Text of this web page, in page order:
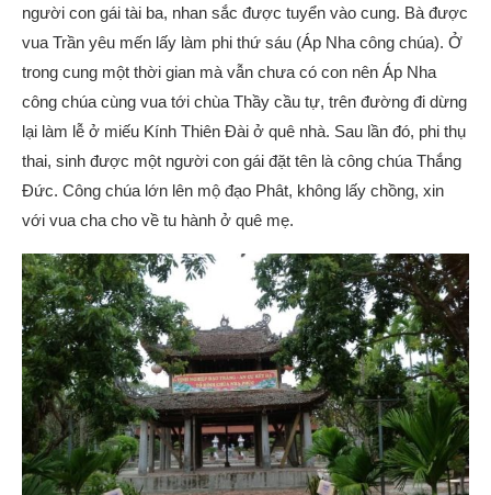
người con gái tài ba, nhan sắc được tuyển vào cung. Bà được
vua Trần yêu mến lấy làm phi thứ sáu (Áp Nha công chúa). Ở
trong cung một thời gian mà vẫn chưa có con nên Áp Nha
công chúa cùng vua tới chùa Thầy cầu tự, trên đường đi dừng
lại làm lễ ở miếu Kính Thiên Đài ở quê nhà. Sau lần đó, phi thụ
thai, sinh được một người con gái đặt tên là công chúa Thắng
Đức. Công chúa lớn lên mộ đạo Phât, không lấy chồng, xin
với vua cha cho về tu hành ở quê mẹ.